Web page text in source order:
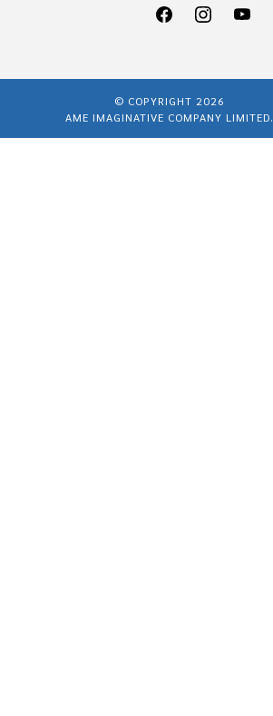
© COPYRIGHT 2026
AME IMAGINATIVE COMPANY LIMITED.